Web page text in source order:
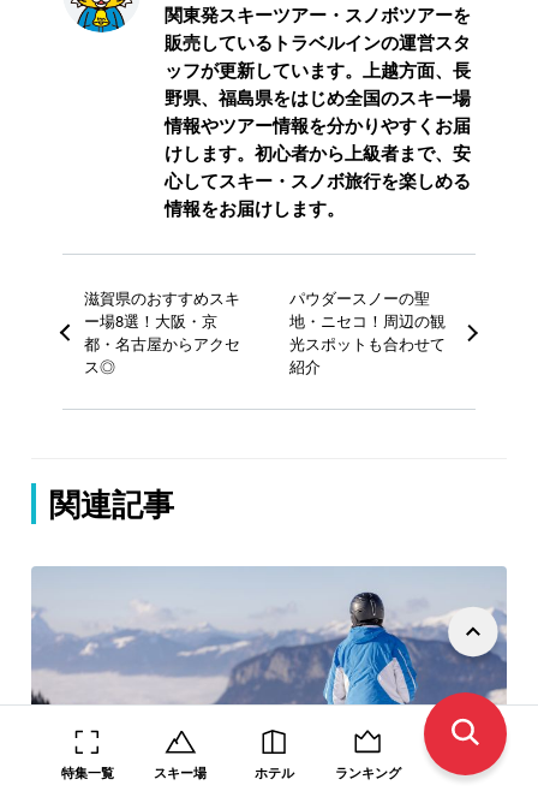
関東発スキーツアー・スノボツアーを
販売しているトラベルインの運営スタ
ッフが更新しています。上越方面、長
野県、福島県をはじめ全国のスキー場
情報やツアー情報を分かりやすくお届
けします。初心者から上級者まで、安
心してスキー・スノボ旅行を楽しめる
情報をお届けします。
滋賀県のおすすめスキ
ー場8選！大阪・京
都・名古屋からアクセ
ス◎
パウダースノーの聖
地・ニセコ！周辺の観
光スポットも合わせて
紹介
関連記事
お役立ち情報
スキー場の滞在時間の目安は？一般的な流れも解説
特集一覧 スキー場 ホテル ランキング